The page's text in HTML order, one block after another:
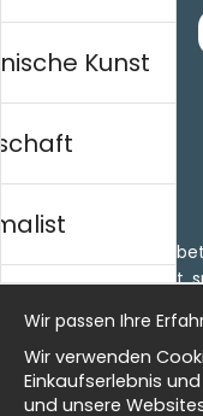
Einkaufen
Villkor
- Returer och
- Leverans - enkelt,
Meine Favoriten
Information
Kunst
history
Wir passen Ihre
Wir verwenden
Einkaufserlebnis
und unsere